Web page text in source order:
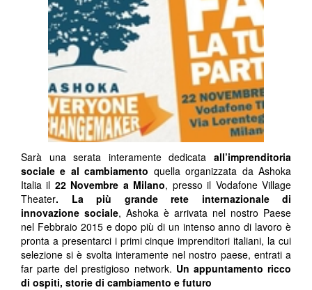
Sarà una serata interamente dedicata all’imprenditoria
sociale e al cambiamento quella organizzata da Ashoka
Italia il 22 Novembre a Milano, presso il Vodafone Village
Theater. La più grande rete internazionale di
innovazione sociale, Ashoka è arrivata nel nostro Paese
nel Febbraio 2015 e dopo più di un intenso anno di lavoro è
pronta a presentarci i primi cinque imprenditori italiani, la cui
selezione si è svolta interamente nel nostro paese, entrati a
far parte del prestigioso network. Un appuntamento ricco
di ospiti, storie di cambiamento e futuro